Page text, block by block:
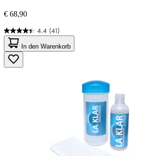
€ 68,90
4.4 (41)
4.4
von
5
Sternen.
41
In den Warenkorb